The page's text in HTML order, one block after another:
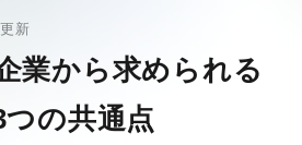
新
業から求められる
の共通点